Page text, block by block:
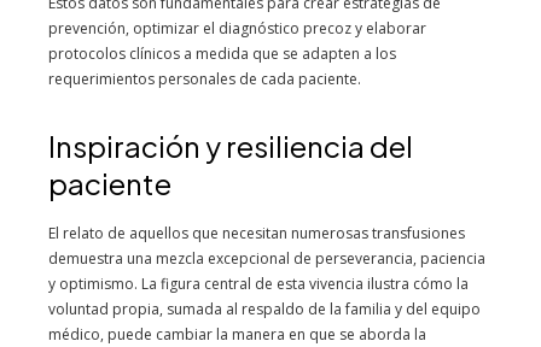
prevención, optimizar el diagnóstico precoz y elaborar
protocolos clínicos a medida que se adapten a los
requerimientos personales de cada paciente.
Inspiración y resiliencia del
paciente
El relato de aquellos que necesitan numerosas transfusiones
demuestra una mezcla excepcional de perseverancia, paciencia
y optimismo. La figura central de esta vivencia ilustra cómo la
voluntad propia, sumada al respaldo de la familia y del equipo
médico, puede cambiar la manera en que se aborda la